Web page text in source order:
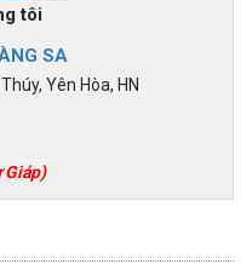
tôi
SA
Yên Hòa, HN